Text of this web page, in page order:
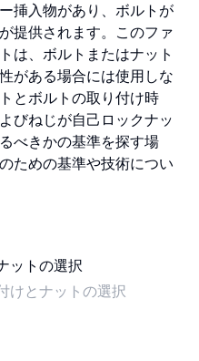
挿入物があり、ボルトが
提供されます。このファ
は、ボルトまたはナット
がある場合には使用しな
とボルトの取り付け時
びねじが自己ロックナッ
べきかの基準を探す場
ための基準や技術につい
けとナットの選択